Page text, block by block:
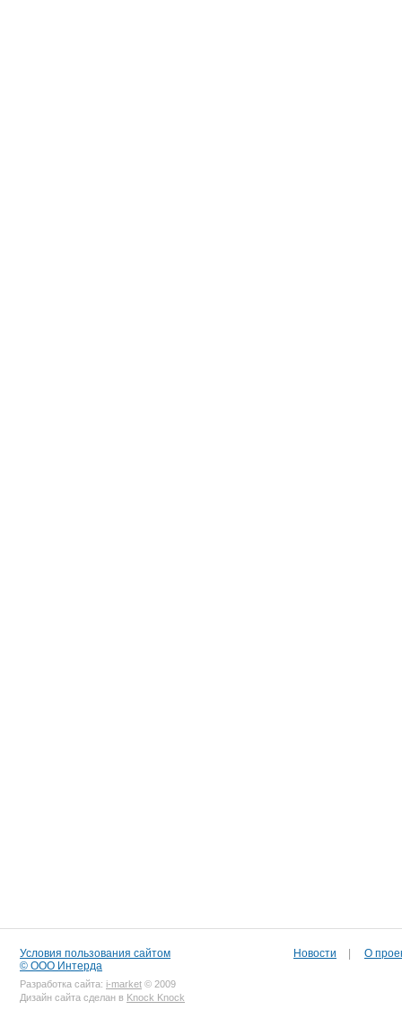
Условия пользования сайтом
© ООО Интерда
Разработка сайта: i-market © 2009
Дизайн сайта сделан в Knock Knock
Новости О